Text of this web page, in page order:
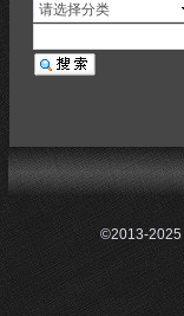
请选择分类
©2013-2025